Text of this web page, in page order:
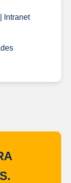
Intranet